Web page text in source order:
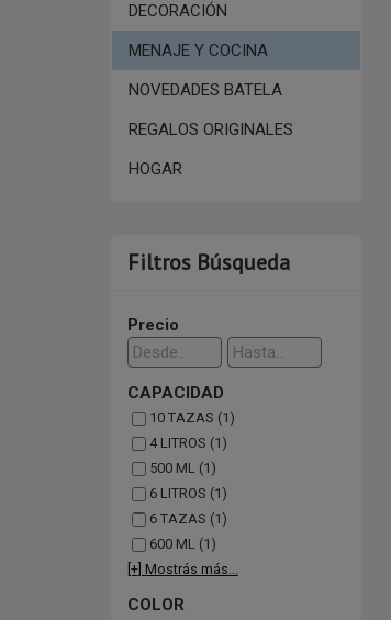
DECORACIÓN
MENAJE Y COCINA
NOVEDADES BATELA
REGALOS ORIGINALES
HOGAR
Filtros Búsqueda
Precio
CAPACIDAD
10 TAZAS (1)
4 LITROS (1)
500 ML (1)
6 LITROS (1)
6 TAZAS (1)
600 ML (1)
[+] Mostrás más...
COLOR